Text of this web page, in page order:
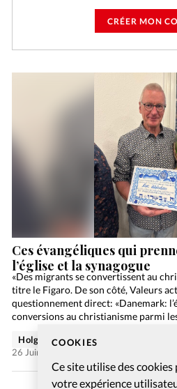
COOKIES
Ce site utilise des
votre expérience
CRÉER MON
Ces évangéliques qui
l’église et la synagogue
«Des migrants se convertissent au
titre le Figaro. De son côté, Valeurs
questionnement direct: «Danemark:
conversions au christianisme parmi
Holger Wetjen
26 Juin 2026